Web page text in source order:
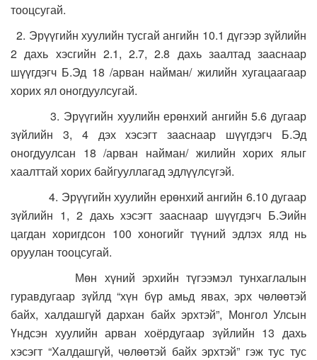
тооцсугай.
2. Эрүүгийн хуулийн тусгай ангийн 10.1 дүгээр зүйлийн
2 дахь хэсгийн 2.1, 2.7, 2.8 дахь заалтад зааснаар
шүүгдэгч Б.Эд 18 /арван найман/ жилийн хугацаагаар
хорих ял оногдуулсугай.
3. Эрүүгийн хуулийн ерөнхий ангийн 5.6 дугаар
зүйлийн 3, 4 дэх хэсэгт зааснаар шүүгдэгч Б.Эд
оногдуулсан 18 /арван найман/ жилийн хорих ялыг
хаалттай хорих байгууллагад эдлүүлсүгэй.
4. Эрүүгийн хуулийн ерөнхий ангийн 6.10 дугаар
зүйлийн 1, 2 дахь хэсэгт зааснаар шүүгдэгч Б.Эийн
цагдан хоригдсон 100 хоногийг түүний эдлэх ялд нь
оруулан тооцсугай.
Мөн хүний эрхийн түгээмэл тунхаглалын
гуравдугаар зүйлд “хүн бүр амьд явах, эрх чөлөөтэй
байх, халдашгүй дархан байх эрхтэй”, Монгол Улсын
Үндсэн хуулийн арван хоёрдугаар зүйлийн 13 дахь
хэсэгт “Халдашгүй, чөлөөтэй байх эрхтэй” гэж тус тус